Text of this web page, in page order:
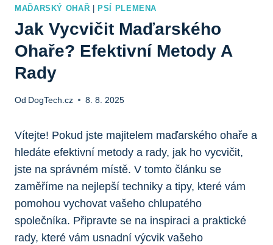
MAĎARSKÝ OHAŘ PSÍ PLEMENA
Jak Vycvičit Maďarského
Ohaře? Efektivní Metody A
Rady
Od DogTech.cz 8. 8. 2025
Vítejte! Pokud jste majitelem maďarského ohaře a
hledáte efektivní metody a rady, jak ho vycvičit,
jste na správném místě. V tomto článku se
zaměříme na nejlepší techniky a tipy, které vám
pomohou vychovat vašeho chlupatého
společníka. Připravte se na inspiraci a praktické
rady, které vám usnadní výcvik vašeho